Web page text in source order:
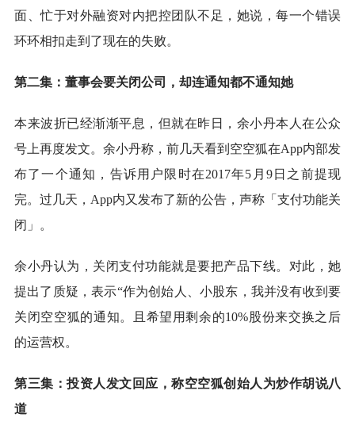
面、忙于对外融资对内把控团队不足，她说，每一个错误
环环相扣走到了现在的失败。
第二集：董事会要关闭公司，却连通知都不通知她
本来波折已经渐渐平息，但就在昨日，余小丹本人在公众
号上再度发文。余小丹称，前几天看到空空狐在App内部发
布了一个通知，告诉用户限时在2017年5月9日之前提现
完。过几天，App内又发布了新的公告，声称「支付功能关
闭」。
余小丹认为，关闭支付功能就是要把产品下线。对此，她
提出了质疑，表示“作为创始人、小股东，我并没有收到要
关闭空空狐的通知。且希望用剩余的10%股份来交换之后
的运营权。
第三集：投资人发文回应，称空空狐创始人为炒作胡说八
道